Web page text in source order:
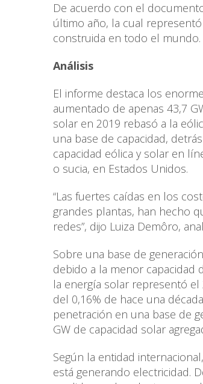
De acuerdo con el
último año, la cual
construida en todo el mundo.
Análisis
El informe destaca los
aumentado de apenas 43,7
solar en 2019 rebasó a la
una base de capacidad,
capacidad eólica y solar en
o sucia, en Estados Unidos.
“Las fuertes caídas en los
grandes plantas, han hecho
redes”, dijo Luiza Demôro,
Sobre una base de
debido a la menor capacidad
la energía solar representó
del 0,16% de hace una
penetración en una base de
GW de capacidad solar
Según la entidad
está generando electricidad.